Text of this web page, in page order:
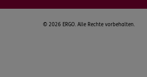
© 2026 ERGO. Alle Rechte vorbehalten.